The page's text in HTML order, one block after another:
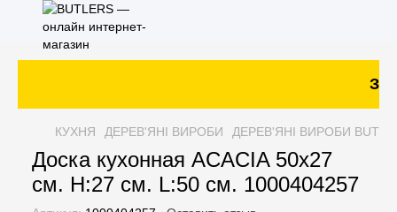
КУХНЯ ДЕРЕВ'ЯНІ ВИРОБИ ДЕРЕВ'ЯНІ ВИРОБИ
Доска кухонная ACACIA 50х27
см. H:27 см. L:50 см. 1000404257